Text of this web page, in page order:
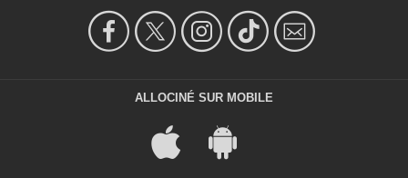
ALLOCINÉ SUR MOBILE